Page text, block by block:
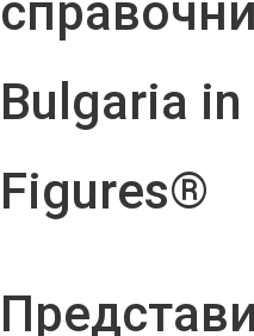
Bulgaria in
Figures®